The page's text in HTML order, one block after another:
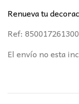
Renueva tu
Ref:
El envío no esta